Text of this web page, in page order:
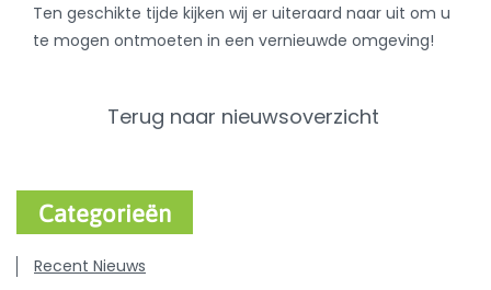
Ten geschikte tijde kijken wij er uiteraard naar uit om u
te mogen ontmoeten in een vernieuwde omgeving!
Terug naar nieuwsoverzicht
Categorieën
Recent Nieuws